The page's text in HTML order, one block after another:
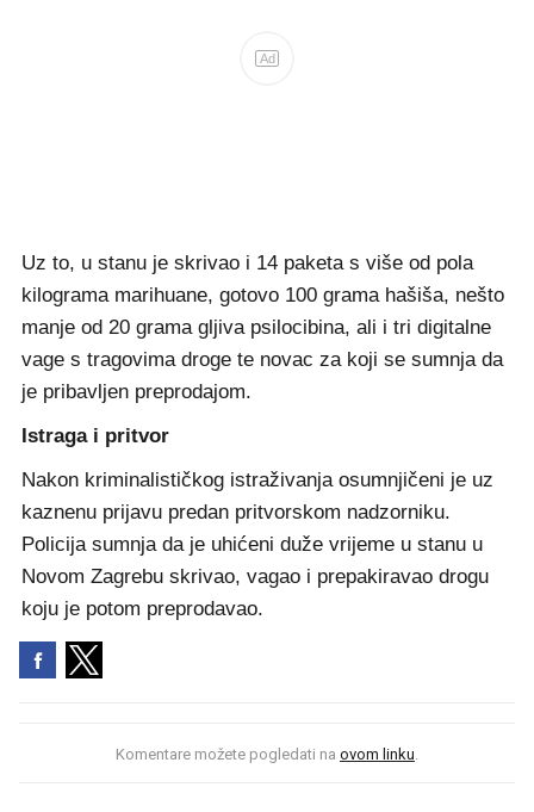
Ad
Uz to, u stanu je skrivao i 14 paketa s više od pola
kilograma marihuane, gotovo 100 grama hašiša, nešto
manje od 20 grama gljiva psilocibina, ali i tri digitalne
vage s tragovima droge te novac za koji se sumnja da
je pribavljen preprodajom.
Istraga i pritvor
Nakon kriminalističkog istraživanja osumnjičeni je uz
kaznenu prijavu predan pritvorskom nadzorniku.
Policija sumnja da je uhićeni duže vrijeme u stanu u
Novom Zagrebu skrivao, vagao i prepakiravao drogu
koju je potom preprodavao.
Komentare možete pogledati na ovom linku